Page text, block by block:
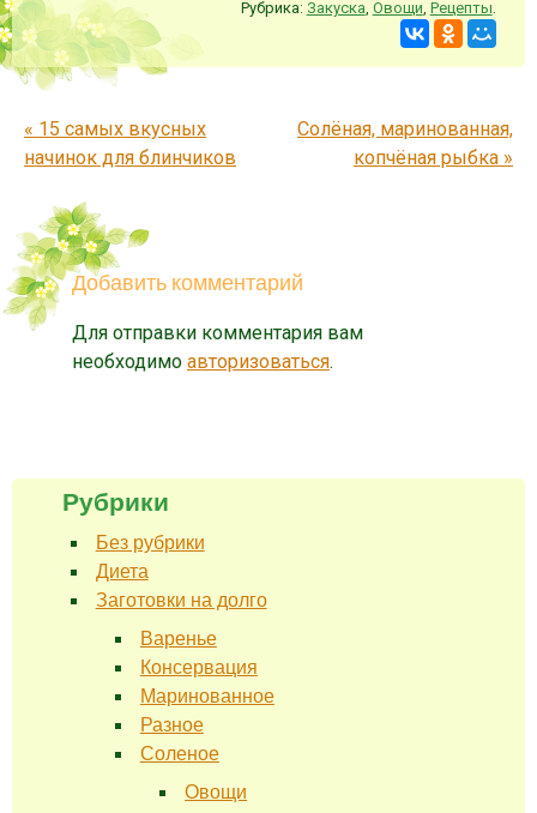
Рубрика: Закуска Овощи Рецепты
Запись навигация
« 15 самых вкусных
начинок для блинчиков
Солёная, маринованная,
копчёная рыбка »
Добавить комментарий
Для отправки комментария вам
необходимо авторизоваться.
Рубрики
Без рубрики
Диета
Заготовки на долго
Варенье
Консервация
Маринованное
Разное
Соленое
Овощи